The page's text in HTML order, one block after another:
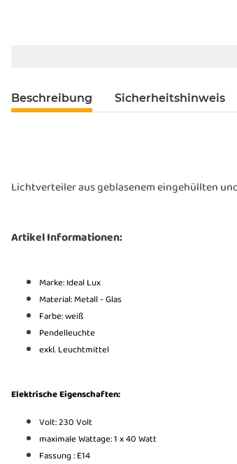
Beschreibung Sicherheitshinweis
Lichtverteiler aus geblasenem eingehüllten
Artikel Informationen:
Marke: Ideal Lux
Material: Metall - Glas
Farbe: weiß
Pendelleuchte
exkl. Leuchtmittel
Elektrische Eigenschaften:
Volt: 230 Volt
maximale Wattage: 1 x 40 Watt
Fassung :E14